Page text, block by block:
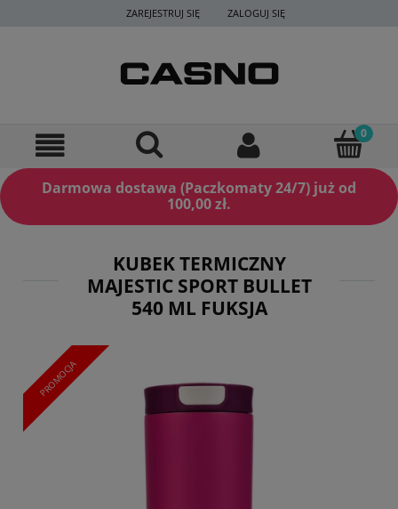
ZAREJESTRUJ SIĘ ZALOGUJ SIĘ
Darmowa dostawa (Paczkomaty 24/7) już od
100,00 zł.
KUBEK TERMICZNY
MAJESTIC SPORT BULLET
540 ML FUKSJA
PROMOCJA